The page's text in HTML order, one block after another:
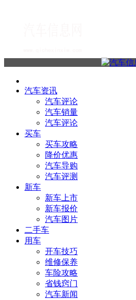
汽车资讯
汽车评论
汽车销量
汽车评论
买车
买车攻略
降价优惠
汽车导购
汽车评测
新车
新车上市
新车报价
汽车图片
二手车
用车
开车技巧
维修保养
车险攻略
省钱窍门
汽车新闻